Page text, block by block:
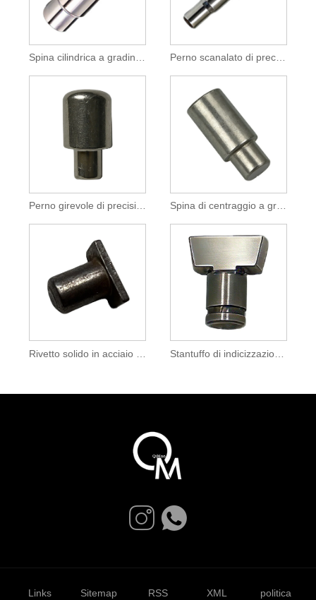
Perno girevole di precisione con intestazione a freddo per il montaggio del clacson automobilistico
Links Sitemap RSS XML politica